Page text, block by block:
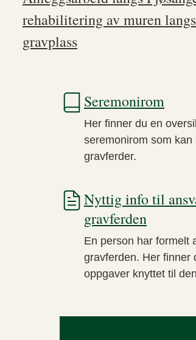
rehabilitering av muren
gravplass
Seremonirom
Her finner du en
seremonirom som kan
gravferder.
Nyttig info til
gravferden
En person har formelt
gravferden. Her finner
oppgaver knyttet til